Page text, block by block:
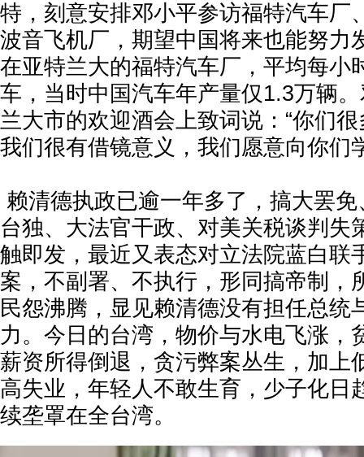
特，刻意安排邓小平参访福特汽车厂
波音飞机厂，期望中国将来也能努力
在亚特兰大的福特汽车厂，平均每小
车，当时中国汽车年产量仅1.3万辆
兰大市的欢迎酒会上致词说：“你们
我们很有借镜意义，我们愿意向你们
赖清德执政已逾一年多了，搞大罢
台独、大法官干政、对美关税谈判失
触即发，最近又表态对立法院蓝白联
案，不副署、不执行，形同搞帝制，
民怨沸腾，显见赖清德没有担任总统
力。今日的台湾，物价与水电飞涨，
薪资所得倒退，贪污弊案丛生，加上
高失业，年轻人不敢生育，少子化日
续垄罩在全台湾。